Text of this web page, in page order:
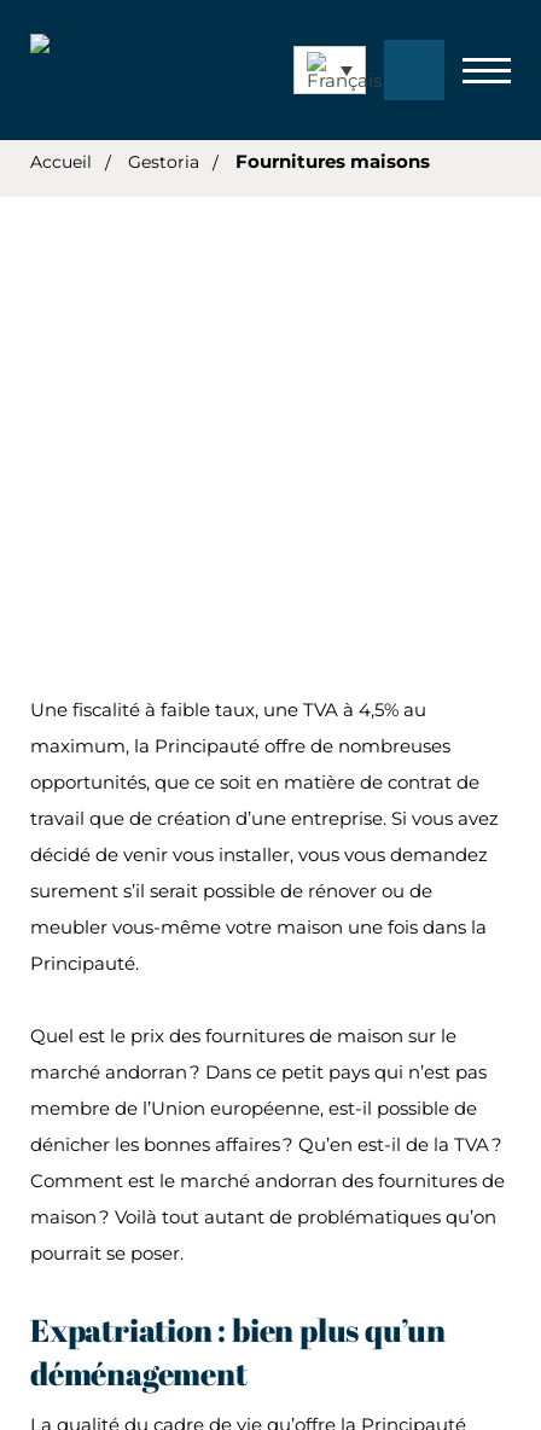
Accueil Gestoria Fournitures maisons
Une fiscalité à faible taux, une TVA à 4,5% au
maximum, la Principauté offre de nombreuses
opportunités, que ce soit en matière de contrat de
travail que de création d’une entreprise. Si vous avez
décidé de venir vous installer, vous vous demandez
surement s’il serait possible de rénover ou de
meubler vous-même votre maison une fois dans la
Principauté.
Quel est le prix des fournitures de maison sur le
marché andorran ? Dans ce petit pays qui n’est pas
membre de l’Union européenne, est-il possible de
dénicher les bonnes affaires ? Qu’en est-il de la TVA ?
Comment est le marché andorran des fournitures de
maison ? Voilà tout autant de problématiques qu’on
pourrait se poser.
Expatriation : bien plus qu’un
déménagement
La qualité du cadre de vie qu’offre la Principauté